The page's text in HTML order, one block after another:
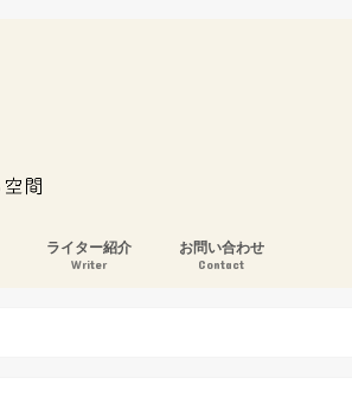
ライター紹介
Writer
お問い合わせ
Contact